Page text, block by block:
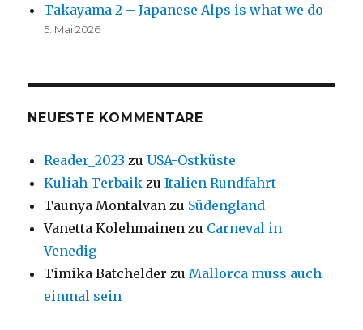
Takayama 2 – Japanese Alps is what we do
5. Mai 2026
NEUESTE KOMMENTARE
Reader_2023 zuUSA-Ostküste
Kuliah Terbaik zuItalien Rundfahrt
Taunya Montalvan zu Südengland
Vanetta Kolehmainen zu Carneval in
Venedig
Timika Batchelder zu Mallorca muss auch
einmal sein